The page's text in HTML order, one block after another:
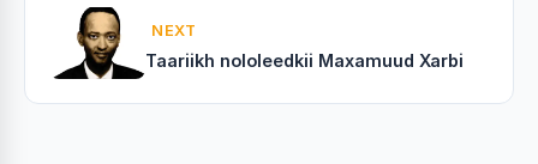
NEXT
Taariikh nololeedkii Maxamuud Xarbi